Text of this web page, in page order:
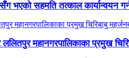
भएको सहमति तत्काल कार्यान्वयन
महानगरपालिकाका प्रमुख